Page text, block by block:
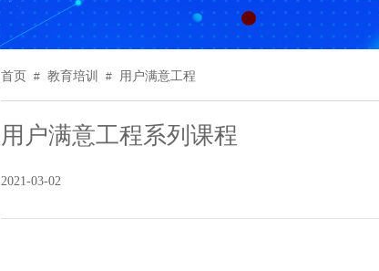
首页 # 教育培训 # 用户满意工程
用户满意工程系列课程
2021-03-02